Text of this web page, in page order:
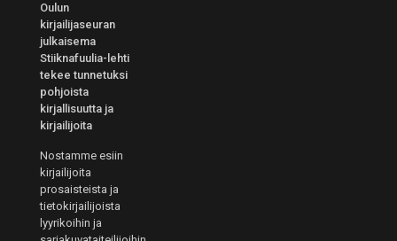
Oulun
kirjailijaseuran
julkaisema
Stiiknafuulia-lehti
tekee tunnetuksi
pohjoista
kirjallisuutta ja
kirjailijoita
Nostamme esiin
kirjailijoita
prosaisteista ja
tietokirjailijoista
lyyrikoihin ja